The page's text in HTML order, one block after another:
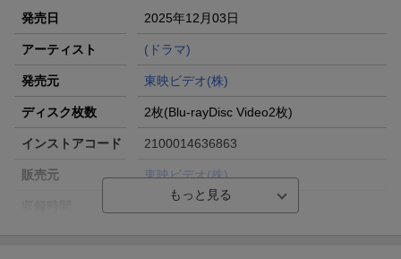
条件達成で楽天限定・宝塚歌劇 宙組貸切公演ペアチケット
が当たる
エントリー＆条件達成で『鬼滅の刃』オリジナルきんちゃく
袋が当たる！
発売日 2025年12月03日
アーティスト (ドラマ)
発売元 東映ビデオ(株)
ディスク枚数 2枚(Blu-rayDisc Video2枚)
インストアコード 2100014636863
販売元 東映ビデオ(株)